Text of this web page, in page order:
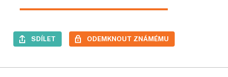
SDÍLET ODEMKNOUT ZNÁMÉMU